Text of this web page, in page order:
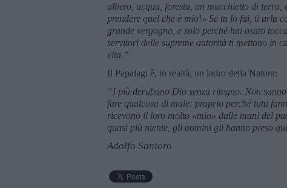
albero, acqua, foresta, un mucchietto di
prendere quel che è mio!» Se tu lo fai, ti urla
grande vergogna, e solo perché hai osato
servitori delle supreme autorità ti mettono in
vita.”.
Il Papalagi è, in realtà, un ladro della Natura:
“I più derubano Dio senza ritegno. Non
fare qualcosa di male: proprio perché tutti
ricevono il loro molto «mio» dalle mani del
quasi più niente, gli uomini gli hanno preso
Adolfo Santoro